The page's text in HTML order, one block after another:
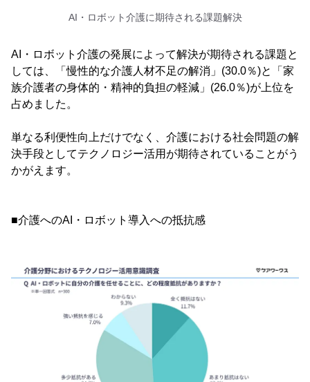
AI・ロボット介護に期待される課題解決
AI・ロボット介護の発展によって解決が期待される課題と
しては、「慢性的な介護人材不足の解消」(30.0％)と「家
族介護者の身体的・精神的負担の軽減」(26.0％)が上位を
占めました。
単なる利便性向上だけでなく、介護における社会問題の解
決手段としてテクノロジー活用が期待されていることがう
かがえます。
■介護へのAI・ロボット導入への抵抗感